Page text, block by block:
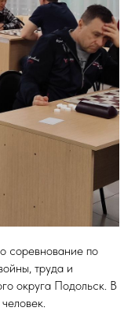
соревнование по
труда и
округа Подольск. В